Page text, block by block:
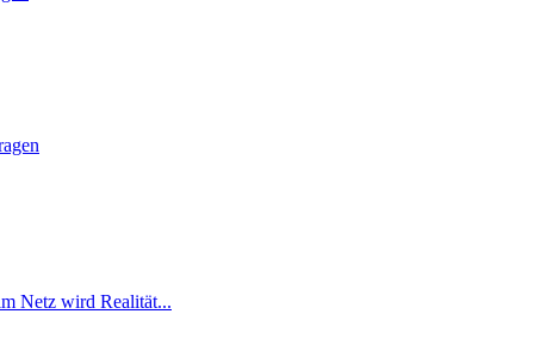
Netz wird Realität...